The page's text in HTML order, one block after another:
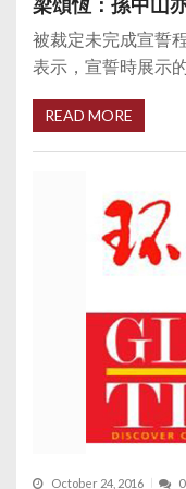
梁頌恆：孫中山
被裁定未完成宣誓
表示，宣誓時展示
READ MORE
October 24, 2016 0